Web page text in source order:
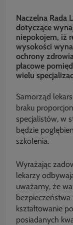
Naczelna Rada
dotyczące
niepokojem, iż
wysokości
ochrony
płacowe
wielu
Samorząd
braku
specjalistów, w
będzie
szkolenia.
Wyrażając
lekarzy
uważamy, że
kształtowanie
posiadanych